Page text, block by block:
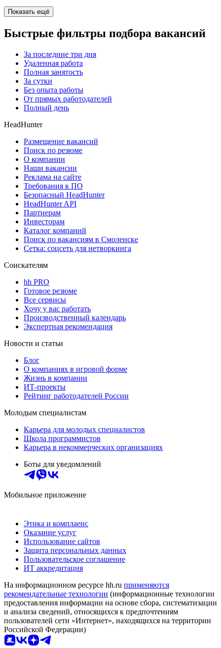
Показать ещё
Быстрые фильтры подбора вакансий
За последние три дня
Удаленная работа
Полная занятость
За сутки
Без опыта работы
От прямых работодателей
Полный день
HeadHunter
Размещение вакансий
Поиск по резюме
О компании
Наши вакансии
Реклама на сайте
Требования к ПО
Безопасный HeadHunter
HeadHunter API
Партнерам
Инвесторам
Каталог компаний
Поиск по вакансиям в Смоленске
Сетка: соцсеть для нетворкинга
Соискателям
hh PRO
Готовое резюме
Все сервисы
Хочу у вас работать
Производственный календарь
Экспертная рекомендация
Новости и статьи
Блог
О компаниях в игровой форме
Жизнь в компании
ИТ-проекты
Рейтинг работодателей России
Молодым специалистам
Карьера для молодых специалистов
Школа программистов
Карьера в некоммерческих организациях
Боты для уведомлений
Мобильное приложение
Этика и комплаенс
Оказание услуг
Использование сайтов
Защита персональных данных
Пользовательское соглашение
ИТ аккредитация
На информационном ресурсе hh.ru применяются
рекомендательные технологии (информационные технологии
предоставления информации на основе сбора, систематизации
и анализа сведений, относящихся к предпочтениям
пользователей сети «Интернет», находящихся на территории
Российской Федерации)